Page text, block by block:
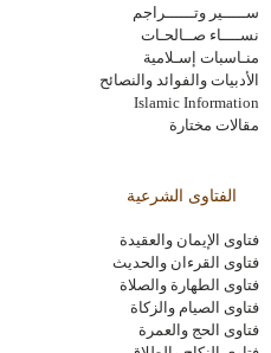
ســـــير وتــــــراجم
نســــاء صــالحـات
منـاسبات إسـلامية
الأدبيات والفوائد والنصائح
Islamic Information
مقالات مختارة
الفتاوى الشرعية
فتاوى الإيمان والعقيدة
فتاوى القرءان والحديث
فتاوى الطهارة والصلاة
فتاوى الصيام والزكاة
فتاوى الحج والعمرة